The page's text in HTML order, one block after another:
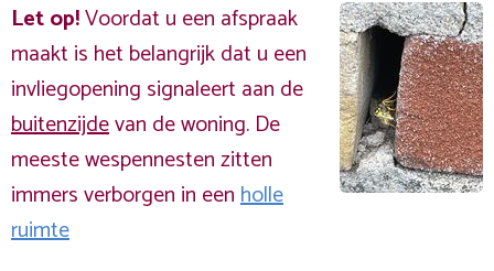
Let op!Voordat u een afspraak
maakt is het belangrijk dat u een
invliegopening signaleert aan de
buitenzijdevan de woning. De
meeste wespennesten zitten
immers verborgen in eenholle
ruimte